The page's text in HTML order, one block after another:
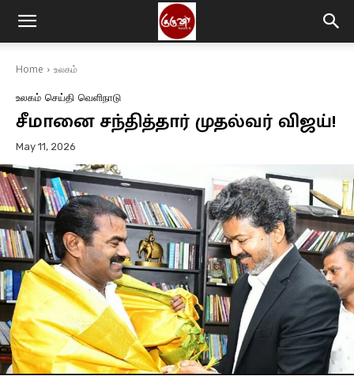
Home உலகம்
உலகம் செய்தி வெளிநாடு
சீமானை சந்தித்தார் முதல்வர் விஜய்!
May 11, 2026